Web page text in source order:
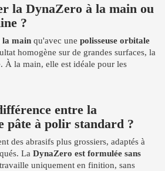
la DynaZero à la main ou
?
la main qu'avec une polisseuse orbitale
homogène sur de grandes surfaces, la
À la main, elle est idéale pour les
entre la
pâte à polir standard ?
des abrasifs plus grossiers, adaptés à
La DynaZero est formulée sans
uniquement en finition, sans